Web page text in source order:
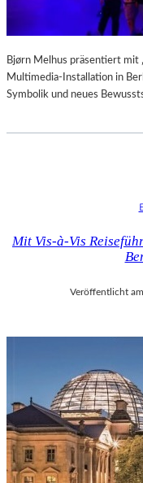
Bjørn Melhus präsentiert mit
Multimedia-Installation in
Symbolik und neues
Mit Vis-à-Vis
Veröffentlicht